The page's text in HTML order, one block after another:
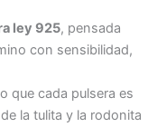
ley 925, pensada
con sensibilidad,
que cada pulsera es
la tulita y la rodonita